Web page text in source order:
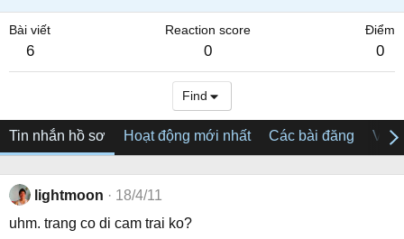
Bài viết
6
Reaction score
0
Điểm
0
Find
Tin nhắn hồ sơ Hoạt động mới nhất Các bài đăng Về
lightmoon
18/4/11
uhm. trang co di cam trai ko?